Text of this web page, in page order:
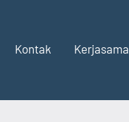
Kontak Kerjasama